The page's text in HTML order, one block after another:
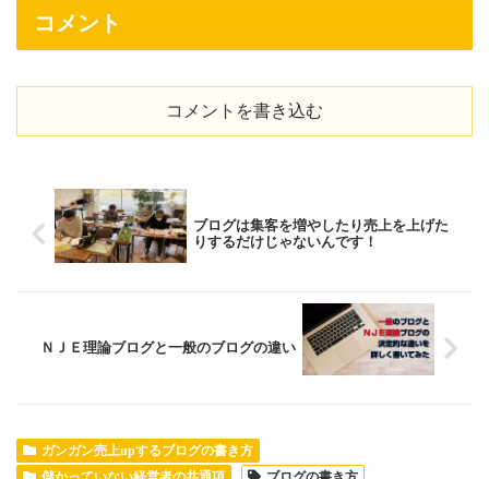
コメント
コメントを書き込む
ブログは集客を増やしたり売上を上げた
りするだけじゃないんです！
ＮＪＥ理論ブログと一般のブログの違い
ガンガン売上upするブログの書き方